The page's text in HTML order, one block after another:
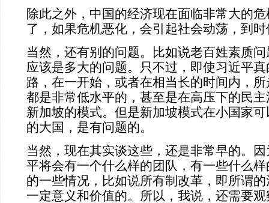
除此之外，中国的经济现在面临非常大的
了，如果危机恶化，会引起社会动荡，到
当然，还有别的问题。比如说老百姓素质
应该是多大的问题。只不过，即使习近平
路，在一开始，或者在相当长的时间内，
都是非常低水平的，甚至是在高压下的民
新加坡的模式。但是新加坡模式在小国家
的大国，是有问题的。
当然，现在其实谈这些，还是非常早的。
平将会有一个什么样的团队，有一些什么
的一些情况，比如说所有制改革，即所谓
一定意义和价值的。所以，我说，还需要观